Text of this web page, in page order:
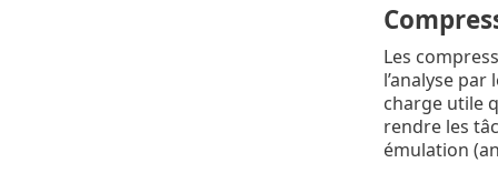
Les
l’analyse
charge utile
rendre les
émulation